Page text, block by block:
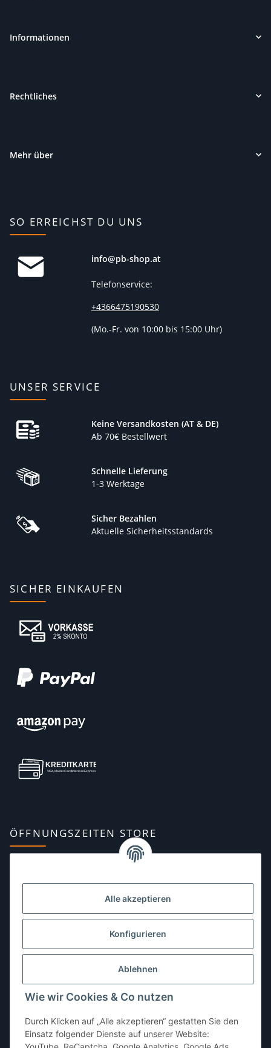
Alle akzeptieren
Konfigurieren
Ablehnen
Wie wir Cookies & Co nutzen
Durch Klicken auf „Alle akzeptieren“ gestatten Sie den
Einsatz folgender Dienste auf unserer Website:
Informationen
Rechtliches
Mehr über
SO ERREICHST DU UNS
info@pb-shop.at
Telefonservice:
+4366475190530
(Mo.-Fr. von 10:00 bis 15:00 Uhr)
UNSER SERVICE
Keine Versandkosten (AT & DE)
Ab 70€ Bestellwert
Schnelle Lieferung
1-3 Werktage
Sicher Bezahlen
Aktuelle Sicherheitsstandards
SICHER EINKAUFEN
ÖFFNUNGSZEITEN STORE
10:00–13:00, 14:00–18:00 Uhr
Dienstag:10:00–13:00, 14:00–16:00 Uhr
10:00–13:00 Uhr
Freitag:10:00–13:00, 14:00–18:00 Uhr
Sonntag: geschlossen